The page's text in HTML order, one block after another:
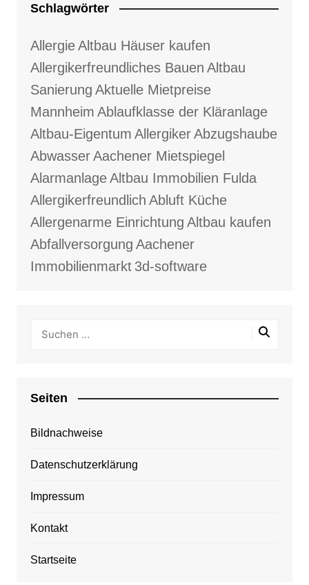
Schlagwörter
AllergieAltbau Häuser kaufen
Allergikerfreundliches Bauen Altbau
Sanierung Aktuelle Mietpreise
Mannheim Ablaufklasse der Kläranlage
Altbau-Eigentum AllergikerAbzugshaube
AbwasserAachener Mietspiegel
AlarmanlageAltbau Immobilien Fulda
Allergikerfreundlich Abluft Küche
Allergenarme Einrichtung Altbau kaufen
Abfallversorgung Aachener
Immobilienmarkt 3d-software
Seiten
Bildnachweise
Datenschutzerklärung
Impressum
Kontakt
Startseite